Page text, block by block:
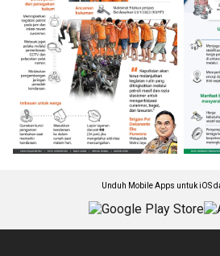
Unduh Mobile Apps untuk iOS